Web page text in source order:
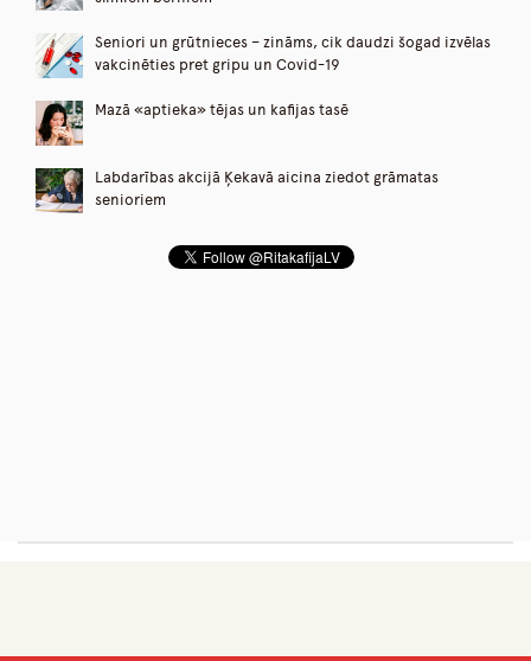
Seniori un grūtnieces – zināms, cik daudzi šogad izvēlas
vakcinēties pret gripu un Covid-19
Mazā «aptieka» tējas un kafijas tasē
Labdarības akcijā Ķekavā aicina ziedot grāmatas
senioriem